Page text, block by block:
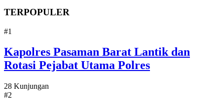
TERPOPULER
#1
Kapolres Pasaman Barat Lantik dan
Rotasi Pejabat Utama Polres
28 Kunjungan
#2